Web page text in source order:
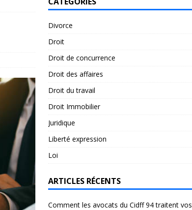
Divorce
Droit
Droit de concurrence
Droit des affaires
Droit du travail
Droit Immobilier
Juridique
Liberté expression
Loi
ARTICLES RÉCENTS
Comment les avocats du Cidff 94 traitent vos